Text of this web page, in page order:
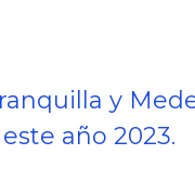
y
año 2023.